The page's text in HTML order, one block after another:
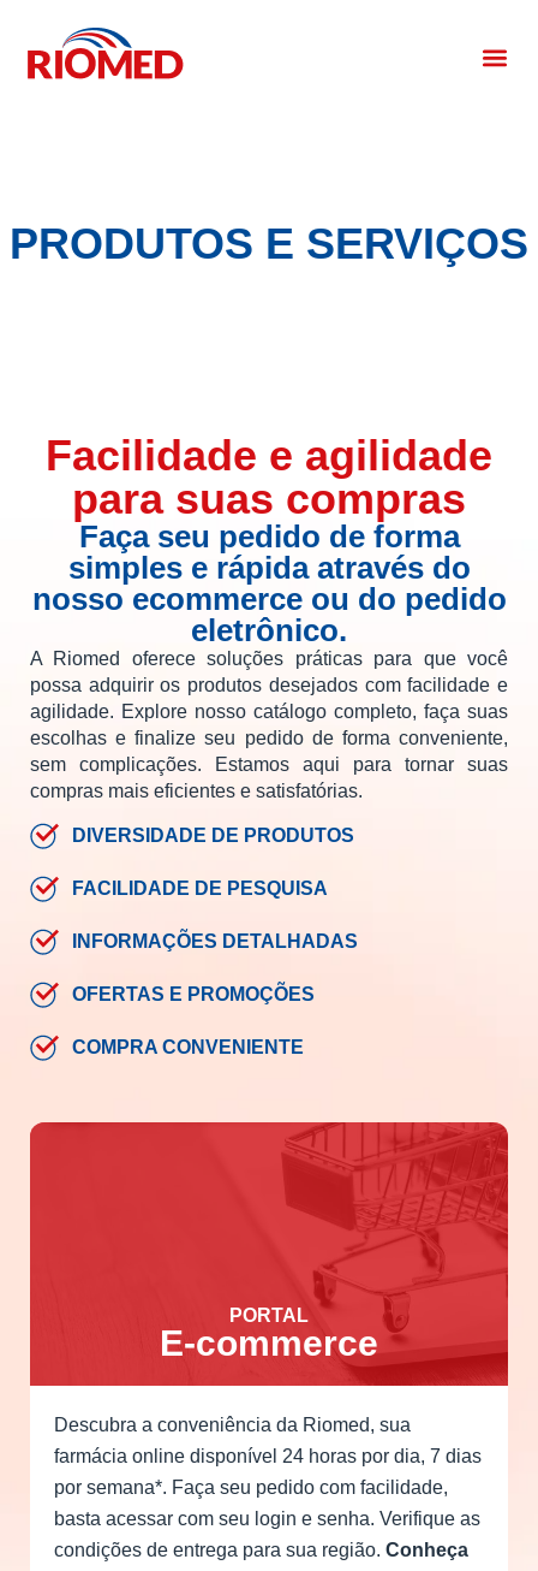
PRODUTOS E SERVIÇOS
Facilidade e agilidade
para suas compras
Faça seu pedido de forma
simples e rápida através do
nosso ecommerce ou do pedido
eletrônico.
A Riomed oferece soluções práticas para que você
possa adquirir os produtos desejados com facilidade e
agilidade. Explore nosso catálogo completo, faça suas
escolhas e finalize seu pedido de forma conveniente,
sem complicações. Estamos aqui para tornar suas
compras mais eficientes e satisfatórias.
DIVERSIDADE DE PRODUTOS
FACILIDADE DE PESQUISA
INFORMAÇÕES DETALHADAS
OFERTAS E PROMOÇÕES
COMPRA CONVENIENTE
PORTAL
E-commerce
Descubra a conveniência da Riomed, sua
farmácia online disponível 24 horas por dia, 7 dias
por semana*. Faça seu pedido com facilidade,
basta acessar com seu login e senha. Verifique as
condições de entrega para sua região. Conheça